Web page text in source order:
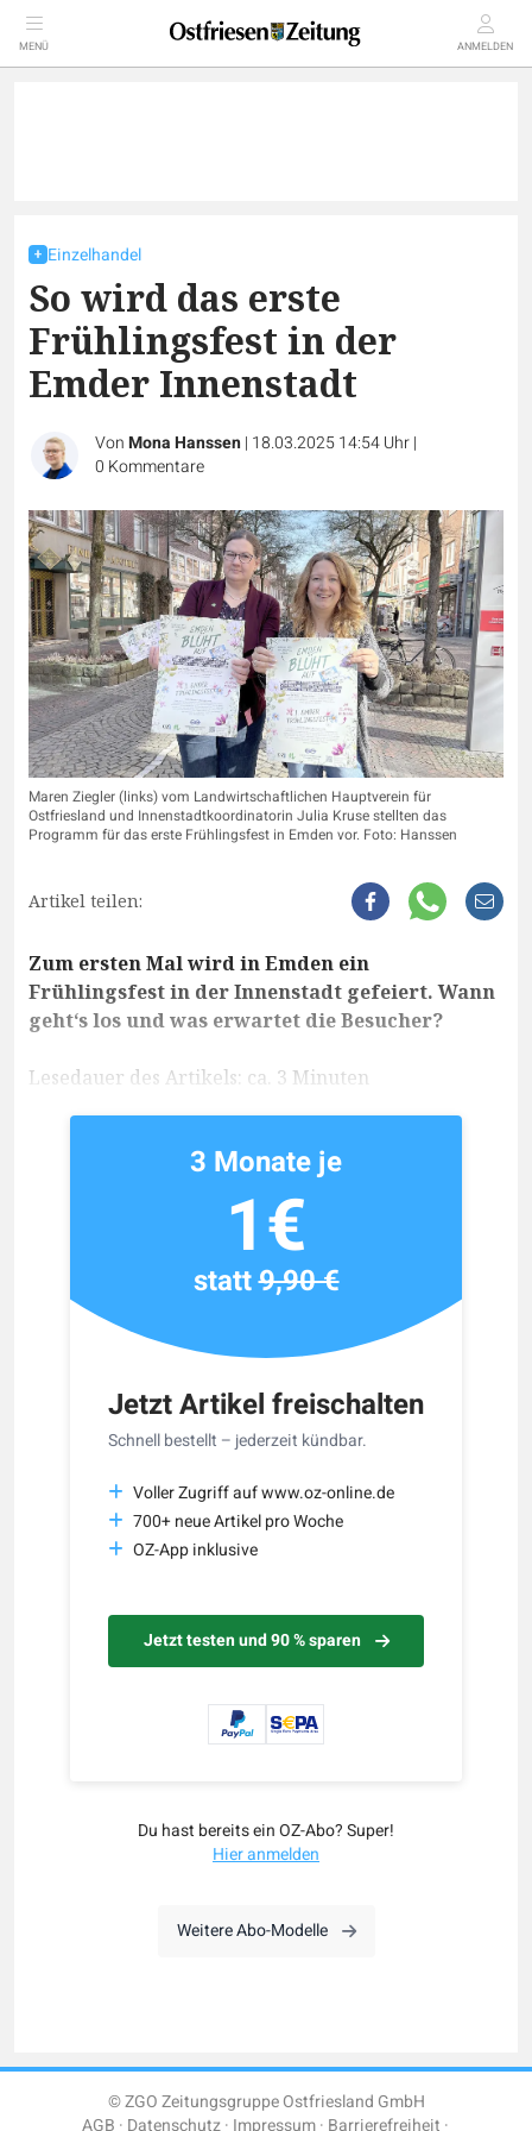
MENÜ ANMELDEN
Einzelhandel
So wird das erste
Frühlingsfest in der
Emder Innenstadt
VonMona Hanssen| 18.03.2025 14:54 Uhr|
0 Kommentare
Maren Ziegler (links) vom Landwirtschaftlichen Hauptverein für
Ostfriesland und Innenstadtkoordinatorin Julia Kruse stellten das
Programm für das erste Frühlingsfest in Emden vor. Foto: Hanssen
Artikel teilen:
Zum ersten Mal wird in Emden ein
Frühlingsfest in der Innenstadt gefeiert. Wann
geht‘s los und was erwartet die Besucher?
Lesedauer des Artikels: ca. 3 Minuten
Jetzt Artikel freischalten
Schnell bestellt – jederzeit kündbar.
Voller Zugriff auf www.oz-online.de
700+ neue Artikel pro Woche
OZ-App inklusive
Jetzt testen und 90 % sparen
3 Monate je
1€
statt9,90 €
Du hast bereits ein OZ-Abo? Super!
Hier anmelden
Weitere Abo-Modelle
© ZGO Zeitungsgruppe Ostfriesland GmbH
AGB Datenschutz Impressum Barrierefreiheit